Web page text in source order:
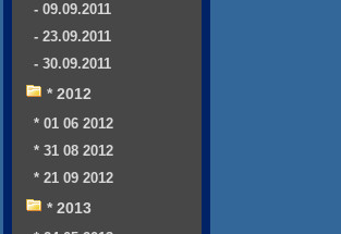
- 09.09.2011
- 23.09.2011
- 30.09.2011
* 2012
* 01 06 2012
* 31 08 2012
* 21 09 2012
* 2013